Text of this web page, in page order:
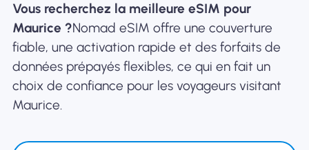
Vous recherchez la meilleure eSIM pour
Maurice ?Nomad eSIM offre une couverture
fiable, une activation rapide et des forfaits de
données prépayés flexibles, ce qui en fait un
choix de confiance pour les voyageurs visitant
Maurice.